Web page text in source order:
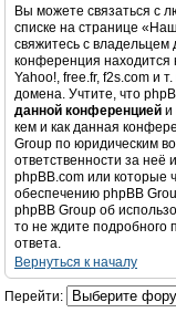
Вы можете связаться с
списке на странице
свяжитесь с владельцем
конференция
Yahoo!, free.fr, f2s.com и
домена. Учтите, что
данной конференцией и
кем и как данная
Group по юридическим
ответственности за неё
phpBB.com или которые
обеспечению phpBB
phpBB Group об
то не ждите подробного
ответа.
Вернуться к началу
Перейти: